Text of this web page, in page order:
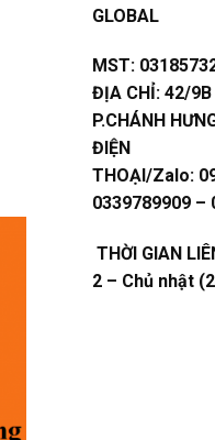
GLOBAL
MST:
ĐỊA CHỈ: 42/9B
P.CHÁNH
ĐIỆN
THOẠI/Zalo:
0339789909 –
THỜI GIAN
2 – Chủ nhật